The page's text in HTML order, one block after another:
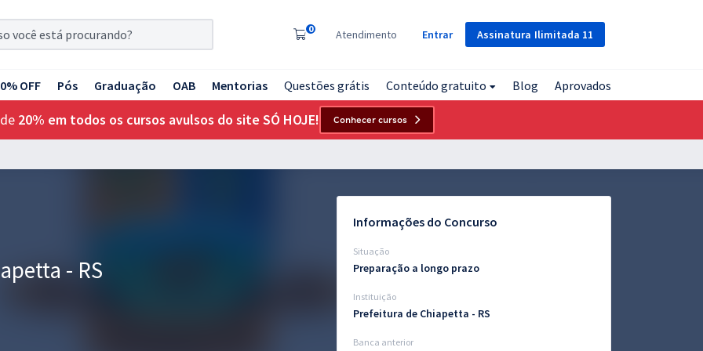
Assinatura Ilimitada 11
0 Atendimento Entrar
OFF Pós Graduação OAB Mentorias Questões grátis Conteúdo gratuito Blog Aprovados
20% em todos os cursos avulsos do site SÓ HOJE! Conhecer cursos
- RS
Informações do Concurso
Situação
Preparação a longo prazo
Instituição
Prefeitura de Chiapetta - RS
Banca anterior